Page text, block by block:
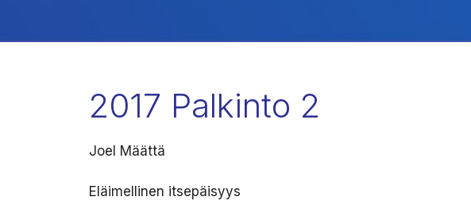
2017 Palkinto 2
Joel Määttä
Eläimellinen itsepäisyys